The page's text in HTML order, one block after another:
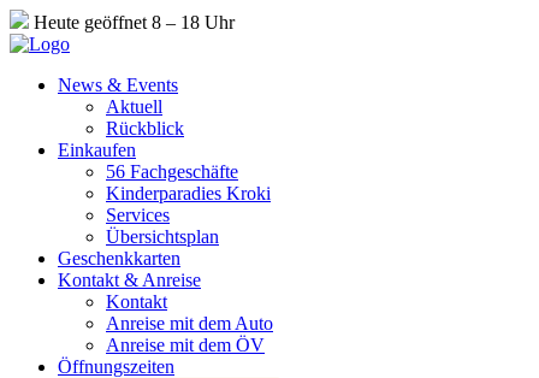
Heute geöffnet 8 – 18 Uhr
News & Events
Aktuell
Rückblick
Einkaufen
56 Fachgeschäfte
Kinderparadies Kroki
Services
Übersichtsplan
Geschenkkarten
Kontakt & Anreise
Kontakt
Anreise mit dem Auto
Anreise mit dem ÖV
Öffnungszeiten